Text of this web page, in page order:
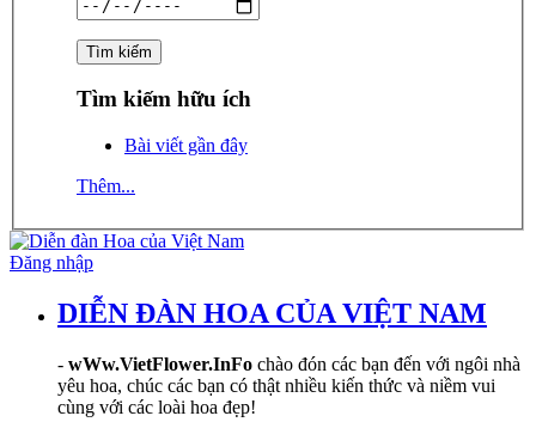
Tìm kiếm hữu ích
Bài viết gần đây
Thêm...
Đăng nhập
DIỄN ĐÀN HOA CỦA VIỆT NAM
- wWw.VietFlower.InFo chào đón các bạn đến với ngôi nhà
yêu hoa, chúc các bạn có thật nhiều kiến thức và niềm vui
cùng với các loài hoa đẹp!